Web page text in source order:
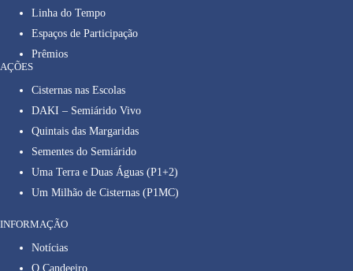
Linha do Tempo
Espaços de Participação
Prêmios
AÇÕES
Cisternas nas Escolas
DAKI – Semiárido Vivo
Quintais das Margaridas
Sementes do Semiárido
Uma Terra e Duas Águas (P1+2)
Um Milhão de Cisternas (P1MC)
INFORMAÇÃO
Notícias
O Candeeiro